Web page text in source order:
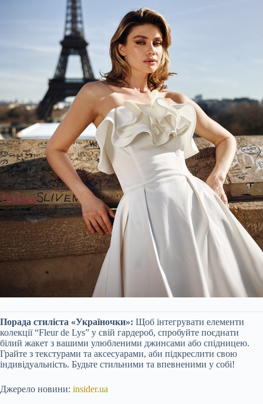
Порада стиліста «Україночки»: Щоб інтегрувати елементи
колекції “Fleur de Lys” у свій гардероб, спробуйте поєднати
білий жакет з вашими улюбленими джинсами або спідницею.
Грайте з текстурами та аксесуарами, аби підкреслити свою
індивідуальність. Будьте стильними та впевненими у собі!
Джерело новини: insider.ua